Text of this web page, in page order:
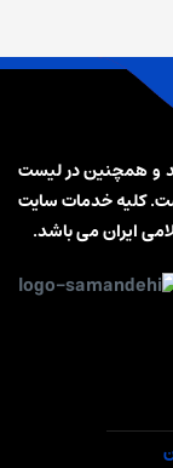
و همچنین در لیست
کلیه خدمات سایت
ایران می باشد.